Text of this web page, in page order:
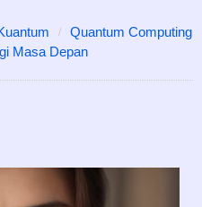
Quantum Computing
Masa Depan